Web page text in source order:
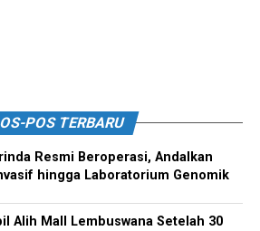
POS TERBARU
Resmi Beroperasi, Andalkan
hingga Laboratorium Genomik
Alih Mall Lembuswana Setelah 30